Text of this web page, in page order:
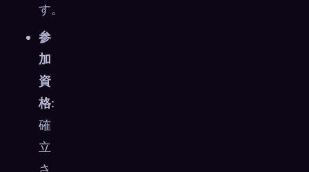
す。
参
加
資
格:
確
立
さ